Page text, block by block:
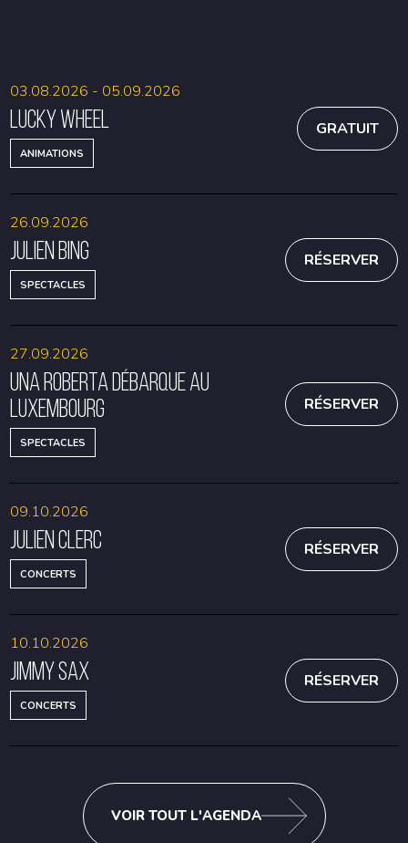
Lucky Wheel
ANIMATIONS
03.08.2026 - 05.09.2026
GRATUIT
Julien Bing
SPECTACLES
26.09.2026
RÉSERVER
Una Roberta débarque au
Luxembourg
SPECTACLES
27.09.2026
RÉSERVER
Julien Clerc
CONCERTS
09.10.2026
RÉSERVER
Jimmy Sax
CONCERTS
10.10.2026
RÉSERVER
VOIR TOUT L'AGENDA